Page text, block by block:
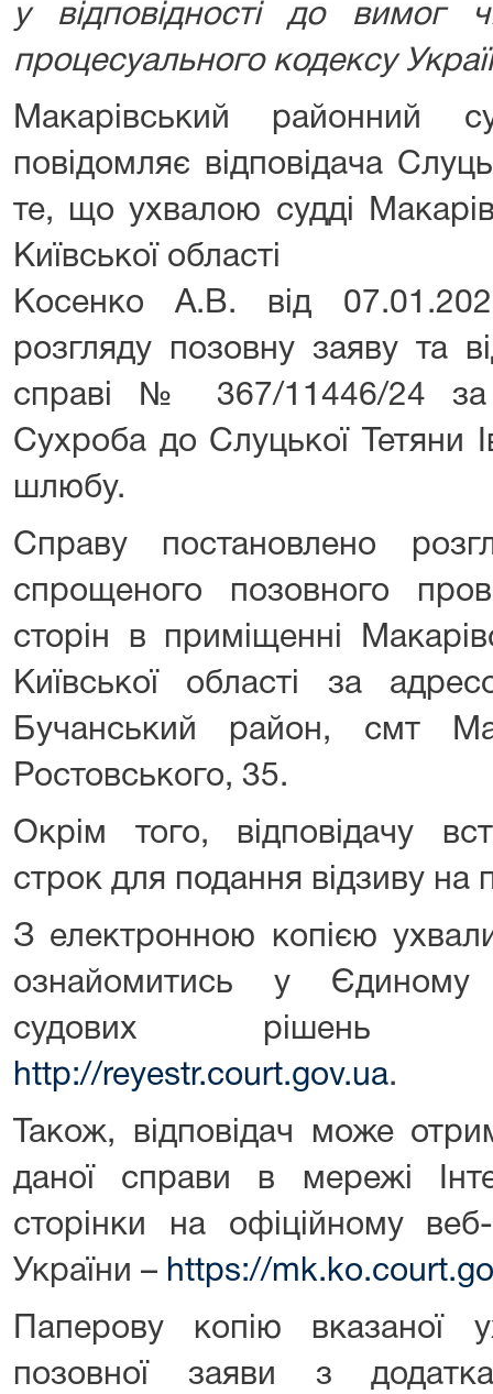
у відповідності до вимог
процесуального кодексу
Макарівський районний
повідомляє відповідача
те, що ухвалою судді
Київської області
Косенко А.В. від
розгляду позовну заяву та
справі № 367/11446/24 за
Сухроба до Слуцької Тетяни
шлюбу.
Справу постановлено
спрощеного позовного
сторін в приміщенні
Київської області за
Бучанський район, смт
Ростовського, 35.
Окрім того, відповідачу
строк для подання відзиву на
З електронною копією
ознайомитись у Єдиному
судових рішень
http://reyestr.court.gov.ua.
Також, відповідач може
даної справи в мережі
сторінки на офіційному
України – https://
Паперову копію вказаної
позовної заяви з